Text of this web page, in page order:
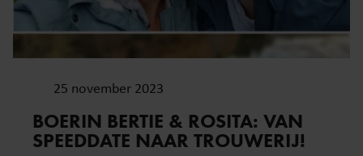
25 november 2023
BOERIN BERTIE & ROSITA: VAN
SPEEDDATE NAAR TROUWERIJ!